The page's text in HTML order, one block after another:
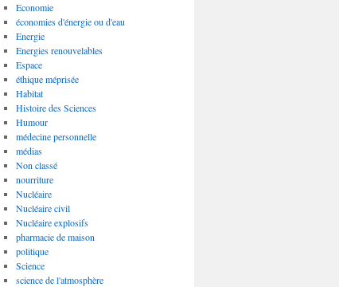
Economie
économies d'énergie ou d'eau
Energie
Energies renouvelables
Espace
éthique méprisée
Habitat
Histoire des Sciences
Humour
médecine personnelle
médias
Non classé
nourriture
Nucléaire
Nucléaire civil
Nucléaire explosifs
pharmacie de maison
politique
Science
science de l'atmosphère